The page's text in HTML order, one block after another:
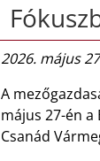
2026. május
A
május 27-én a
Csanád